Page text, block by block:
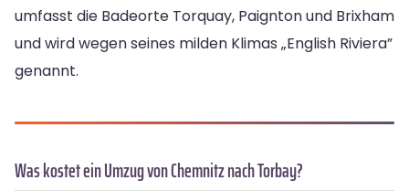
umfasst die Badeorte Torquay, Paignton und Brixham
und wird wegen seines milden Klimas „English Riviera”
genannt.
Was kostet ein Umzug von Chemnitz nach Torbay?